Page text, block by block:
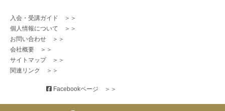
入会・受講ガイド　＞＞
個人情報について　＞＞
お問い合わせ　＞＞
会社概要　＞＞
サイトマップ　＞＞
関連リンク　＞＞
Facebookページ　＞＞